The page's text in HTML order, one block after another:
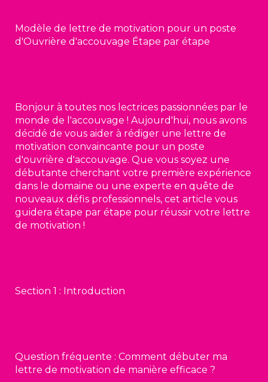
Modèle de lettre de motivation pour un poste
d'Ouvrière d'accouvage Étape par étape
Bonjour à toutes nos lectrices passionnées par le
monde de l'accouvage ! Aujourd'hui, nous avons
décidé de vous aider à rédiger une lettre de
motivation convaincante pour un poste
d'ouvrière d'accouvage. Que vous soyez une
débutante cherchant votre première expérience
dans le domaine ou une experte en quête de
nouveaux défis professionnels, cet article vous
guidera étape par étape pour réussir votre lettre
de motivation !
Section 1 : Introduction
Question fréquente : Comment débuter ma
lettre de motivation de manière efficace ?